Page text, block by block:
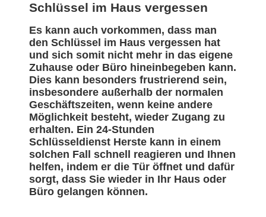
Schlüssel im Haus vergessen
Es kann auch vorkommen, dass man
den Schlüssel im Haus vergessen hat
und sich somit nicht mehr in das eigene
Zuhause oder Büro hineinbegeben kann.
Dies kann besonders frustrierend sein,
insbesondere außerhalb der normalen
Geschäftszeiten, wenn keine andere
Möglichkeit besteht, wieder Zugang zu
erhalten. Ein 24-Stunden
Schlüsseldienst Herste kann in einem
solchen Fall schnell reagieren und Ihnen
helfen, indem er die Tür öffnet und dafür
sorgt, dass Sie wieder in Ihr Haus oder
Büro gelangen können.